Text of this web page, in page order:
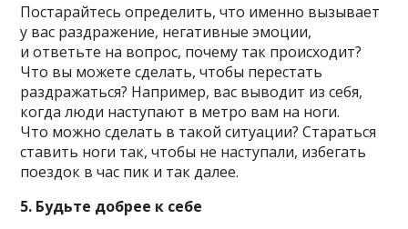
Постарайтесь определить, что именно вызывает
у вас раздражение, негативные эмоции,
и ответьте на вопрос, почему так происходит?
Что вы можете сделать, чтобы перестать
раздражаться? Например, вас выводит из себя,
когда люди наступают в метро вам на ноги.
Что можно сделать в такой ситуации? Стараться
ставить ноги так, чтобы не наступали, избегать
поездок в час пик и так далее.
5. Будьте добрее к себе